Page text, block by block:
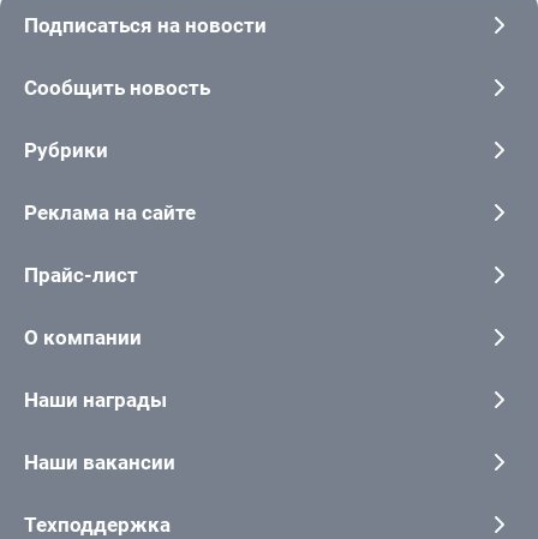
Подписаться на новости
Сообщить новость
Рубрики
Реклама на сайте
Прайс-лист
О компании
Наши награды
Наши вакансии
Техподдержка